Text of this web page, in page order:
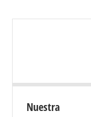
Nuestra